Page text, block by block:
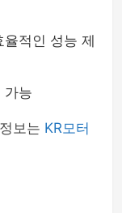
적인 성능 제
가능
보는 KR모터